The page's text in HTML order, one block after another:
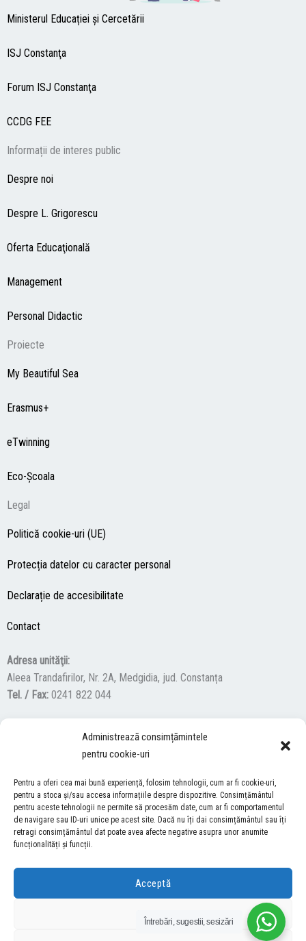
Administrează consimțămintele
pentru cookie-uri
Pentru a oferi cea mai bună experiență, folosim tehnologii, cum ar fi cookie-uri,
pentru a stoca și/sau accesa informațiile despre dispozitive. Consimțământul
pentru aceste tehnologii ne permite să procesăm date, cum ar fi comportamentul
de navigare sau ID-uri unice pe acest site. Dacă nu îți dai consimțământul sau îți
retragi consimțământul dat poate avea afecte negative asupra unor anumite
funcționalități și funcții.
Acceptă
Refuză
Ministerul Educației și Cercetării
ISJ Constanţa
Forum ISJ Constanţa
CCDG FEE
Informații de interes public
Despre noi
Despre L. Grigorescu
Oferta Educaţională
Management
Personal Didactic
Proiecte
My Beautiful Sea
Erasmus+
eTwinning
Eco-Şcoala
Legal
Politică cookie-uri (UE)
Protecția datelor cu caracter personal
Declarație de accesibilitate
Contact
Adresa unităţii:
Aleea Trandafirilor, Nr. 2A, Medgidia, jud. Constanța
Tel. / Fax: 0241 822 044
F
a
c
e
b
o
k
Y
u
t
u
b
I
s
t
a
g
a
ACCES NEVĂZĂTORI
Descărcați programul NonVisual Desktop Acces, care oferă
persoanelor cu dizabilități vizuale posibilitatea de a consulta site-ul
COPYRIGHT © 2026 ŞCOALA GIMNAZIALĂ “LUCIAN GRIGORESCU” MEDGIDIA
Întrebări, sugestii, sesizări